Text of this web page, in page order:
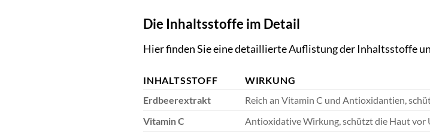
Die Inhaltsstoffe im Detail
Hier finden Sie eine detaillierte Auflistung der Inhaltsstoffe
INHALTSSTOFF
WIRKUNG
Erdbeerextrakt
Reich an Vitamin C und Antioxidantien,
Vitamin C
Antioxidative Wirkung, schützt die Haut vor